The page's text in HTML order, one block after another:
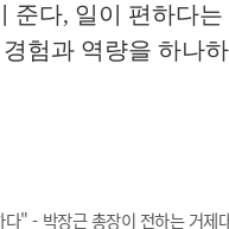
준다, 일이 편하다
경험과 역량을 하나
" - 박장근 총장이 전하는 거제